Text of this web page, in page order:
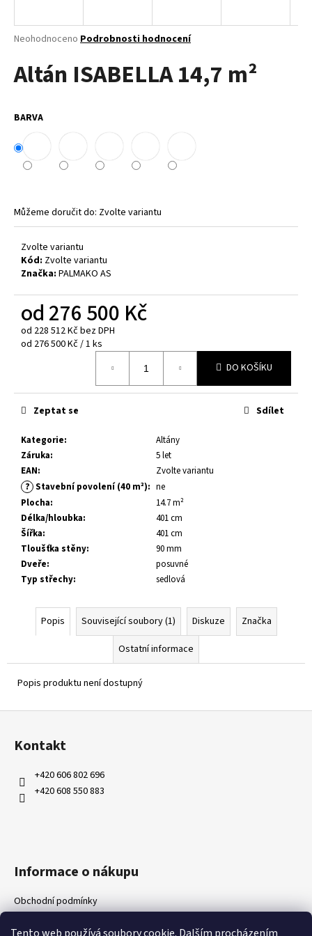
Průměrné
produktu
je
5
hvězdiček.
Neohodnoceno Podrobnosti hodnocení
Altán ISABELLA 14,7 m²
BARVA
Můžeme doručit do: Zvolte variantu
Zvolte variantu
Kód: Zvolte variantu
Značka: PALMAKO AS
od276 500 Kč
od 228 512 Kčbez DPH
Měrná
od 276 500 Kč / 1 ks
DO KOŠÍKU
Kategorie:
Altány
Záruka:
5 let
EAN: Zvolte variantu
? Stavební povolení (40 m²): ne
Plocha:
14.7 m²
Délka/hloubka:
401 cm
Šířka:
401 cm
Tloušťka stěny:
90 mm
Dveře:
posuvné
Typ střechy: sedlová
Zeptat se Sdílet
Popis Související soubory (1) Diskuze
Značka
Ostatní informace
Popis produktu není dostupný
j
t
?
HLEDAT
D
o
u
u
e
HŘIŠTĚ
KASPER
700
Kč
Z
Kontakt
+420 606 802 696
+420 608 550 883
Informace o nákupu
Obchodní podmínky
Kontakty